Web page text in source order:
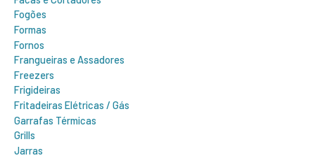
Fogões
Formas
Fornos
Frangueiras e Assadores
Freezers
Frigideiras
Fritadeiras Elétricas / Gás
Garrafas Térmicas
Grills
Jarras